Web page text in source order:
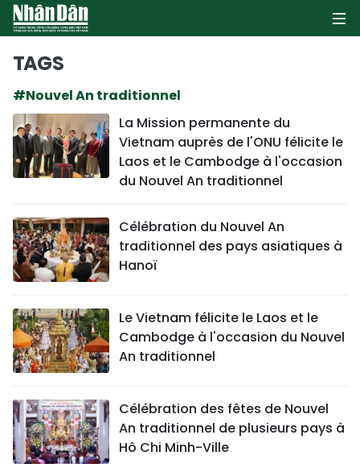
POLITIQUE
ÉCONOMIE
SOCIÉTÉ
CULTURE
ENVIRONNEMENT
FRANCOPHONIE
PAYS NATAL
TAGS
#Nouvel An traditionnel
La Mission permanente du
Vietnam auprès de l'ONU félicite le
Laos et le Cambodge à l'occasion
du Nouvel An traditionnel
Célébration du Nouvel An
traditionnel des pays asiatiques à
Hanoï
Le Vietnam félicite le Laos et le
Cambodge à l'occasion du Nouvel
An traditionnel
Célébration des fêtes de Nouvel
An traditionnel de plusieurs pays à
Hô Chi Minh-Ville